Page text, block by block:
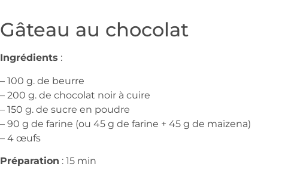
Gâteau au chocolat
Ingrédients :
– 100 g. de beurre
– 200 g. de chocolat noir à cuire
– 150 g. de sucre en poudre
– 90 g de farine (ou 45 g de farine + 45 g de maïzena)
– 4 œufs
Préparation : 15 min